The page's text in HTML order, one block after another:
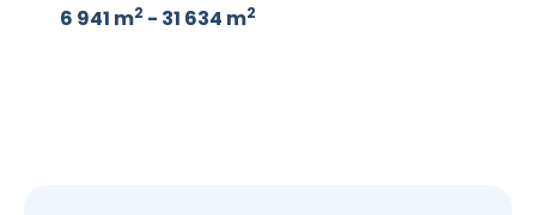
6 941 m2 - 31 634 m2